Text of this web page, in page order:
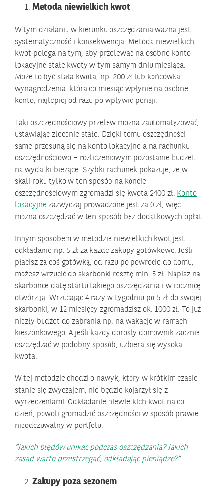
Metoda niewielkich kwot
W tym działaniu w kierunku oszczędzania ważna jest
systematyczność i konsekwencja. Metoda niewielkich
kwot polega na tym, aby przelewać na osobne konto
lokacyjne stałe kwoty w tym samym dniu miesiąca.
Może to być stała kwota, np. 200 zł lub końcówka
wynagrodzenia, która co miesiąc wpłynie na osobne
konto, najlepiej od razu po wpływie pensji.
Taki oszczędnościowy przelew można zautomatyzować,
ustawiając zlecenie stałe. Dzięki temu oszczędności
same przesuną się na konto lokacyjne a na rachunku
oszczędnościowo – rozliczeniowym pozostanie budżet
na wydatki bieżące. Szybki rachunek pokazuje, że w
skali roku tylko w ten sposób na koncie
oszczędnościowym zgromadzi się kwota 2400 zł. Konto
lokacyjne zazwyczaj prowadzone jest za 0 zł, więc
można oszczędzać w ten sposób bez dodatkowych opłat.
Innym sposobem w metodzie niewielkich kwot jest
odkładanie np. 5 zł za każde zakupy gotówkowe. Jeśli
płacisz za coś gotówką, od razu po powrocie do domu,
możesz wrzucić do skarbonki resztę min. 5 zł. Napisz na
skarbonce datę startu takiego oszczędzania i w rocznicę
otwórz ją. Wrzucając 4 razy w tygodniu po 5 zł do swojej
skarbonki, w 12 miesięcy zgromadzisz ok. 1000 zł. To już
niezły budżet do zabrania np. na wakacje w ramach
kieszonkowego. A jeśli każdy dorosły domownik zacznie
oszczędzać w podobny sposób, uzbiera się wysoka
kwota.
W tej metodzie chodzi o nawyk, który w krótkim czasie
stanie się zwyczajem, nie będzie kojarzył się z
wyrzeczeniami. Odkładanie niewielkich kwot na co
dzień, powoli gromadzić oszczędności w sposób prawie
nieodczuwalny w portfelu.
Jakich błędów unikać podczas oszczędzania? Jakich
zasad warto przestrzegać, odkładając pieniądze?
Zakupy poza sezonem